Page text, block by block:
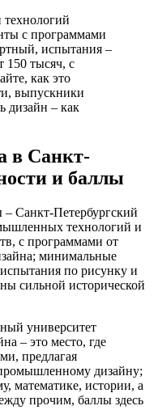
с программами
испытания –
150 тысяч, с
как это
выпускники
дизайн – как
в Санкт-
и баллы
Санкт-Петербургский
технологий и
с программами от
минимальные
по рисунку и
сильной исторической
университет
– это место, где
предлагая
дизайну;
математике, истории, а
прочим, баллы здесь